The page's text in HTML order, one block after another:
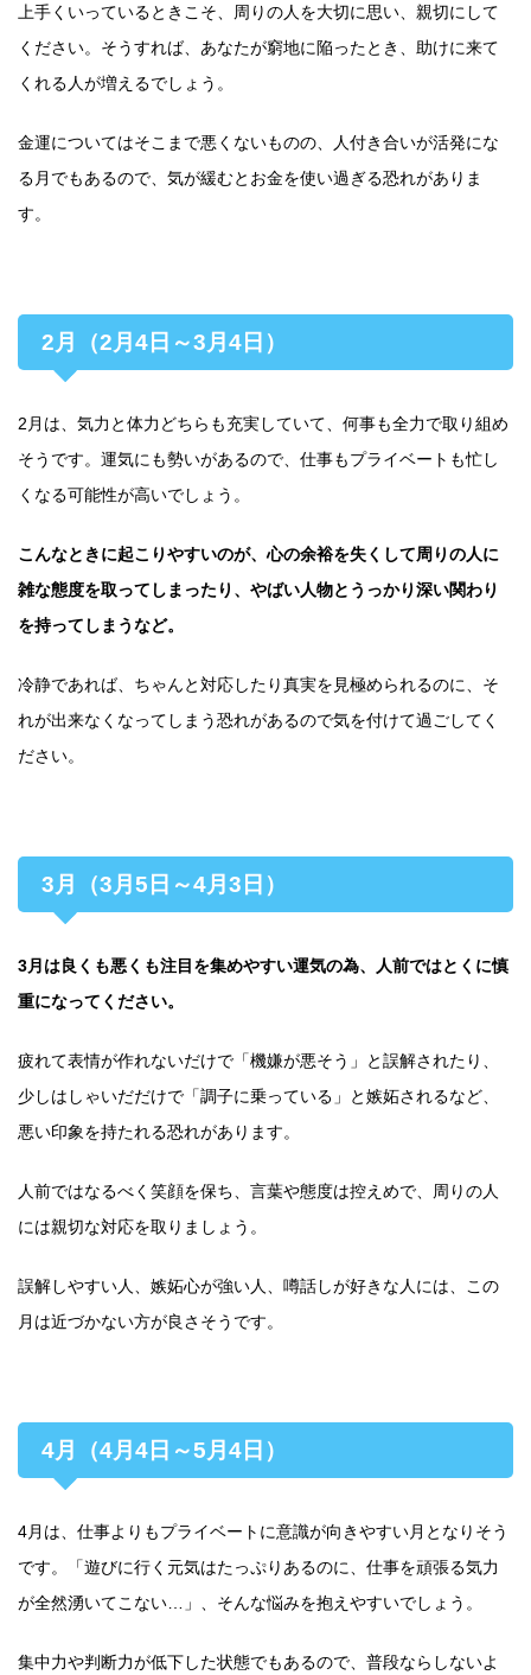
上手くいっているときこそ、周りの人を大切に思い、親切にして
ください。そうすれば、あなたが窮地に陥ったとき、助けに来て
くれる人が増えるでしょう。
金運についてはそこまで悪くないものの、人付き合いが活発にな
る月でもあるので、気が緩むとお金を使い過ぎる恐れがありま
す。
2月（2月4日～3月4日）
2月は、気力と体力どちらも充実していて、何事も全力で取り組め
そうです。運気にも勢いがあるので、仕事もプライベートも忙し
くなる可能性が高いでしょう。
こんなときに起こりやすいのが、心の余裕を失くして周りの人に
雑な態度を取ってしまったり、やばい人物とうっかり深い関わり
を持ってしまうなど。
冷静であれば、ちゃんと対応したり真実を見極められるのに、そ
れが出来なくなってしまう恐れがあるので気を付けて過ごしてく
ださい。
3月（3月5日～4月3日）
3月は良くも悪くも注目を集めやすい運気の為、人前ではとくに慎
重になってください。
疲れて表情が作れないだけで「機嫌が悪そう」と誤解されたり、
少しはしゃいだだけで「調子に乗っている」と嫉妬されるなど、
悪い印象を持たれる恐れがあります。
人前ではなるべく笑顔を保ち、言葉や態度は控えめで、周りの人
には親切な対応を取りましょう。
誤解しやすい人、嫉妬心が強い人、噂話しが好きな人には、この
月は近づかない方が良さそうです。
4月（4月4日～5月4日）
4月は、仕事よりもプライベートに意識が向きやすい月となりそう
です。「遊びに行く元気はたっぷりあるのに、仕事を頑張る気力
が全然湧いてこない…」、そんな悩みを抱えやすいでしょう。
集中力や判断力が低下した状態でもあるので、普段ならしないよ